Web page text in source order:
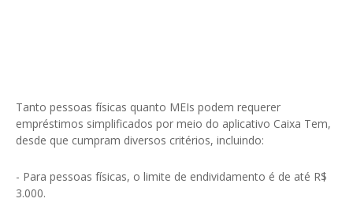
Tanto pessoas físicas quanto MEIs podem requerer
empréstimos simplificados por meio do aplicativo Caixa Tem,
desde que cumpram diversos critérios, incluindo:
- Para pessoas físicas, o limite de endividamento é de até R$
3.000.